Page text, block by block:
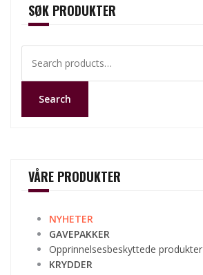
SØK PRODUKTER
for:
Search
VÅRE PRODUKTER
NYHETER
GAVEPAKKER
Opprinnelsesbeskyttede produkter
KRYDDER